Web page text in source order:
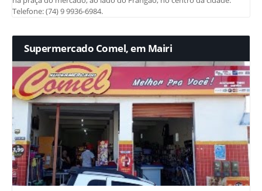
Telefone: (74) 9 9936-6984.
Supermercado Comel, em Mairi